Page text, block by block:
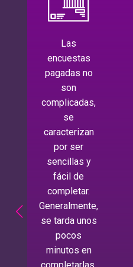
Las
encuestas
pagadas no
son
complicadas,
se
caracterizan
por ser
sencillas y
fácil de
completar.
Generalmente,
se tarda unos
pocos
minutos en